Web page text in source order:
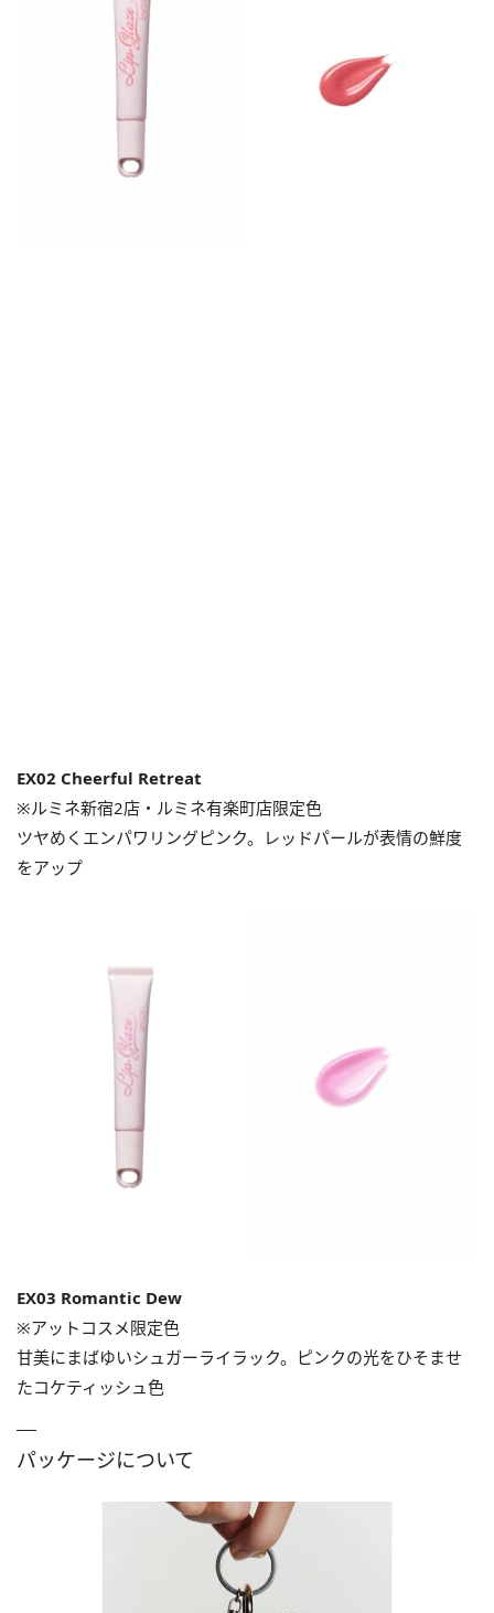
EX02 Cheerful Retreat
※ルミネ新宿2店・ルミネ有楽町店限定色
ツヤめくエンパワリングピンク。レッドパールが表情の鮮度
をアップ
EX03 Romantic Dew
※アットコスメ限定色
甘美にまばゆいシュガーライラック。ピンクの光をひそませ
たコケティッシュ色
パッケージについて